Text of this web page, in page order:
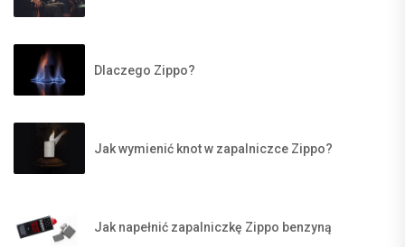
Dlaczego Zippo?
Jak wymienić knot w zapalniczce Zippo?
Jak napełnić zapalniczkę Zippo benzyną